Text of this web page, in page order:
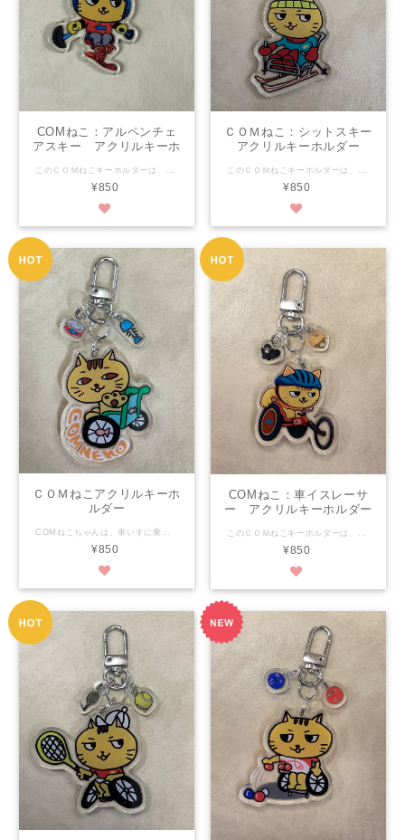
COMねこ：アルペンチェ
アスキー アクリルキーホ
¥850
ＣＯＭねこ：シットスキー
アクリルキーホルダー
¥850
ＣＯＭねこアクリルキーホ
ルダー
¥850
COMねこ：車イスレーサ
ー アクリルキーホルダー
¥850